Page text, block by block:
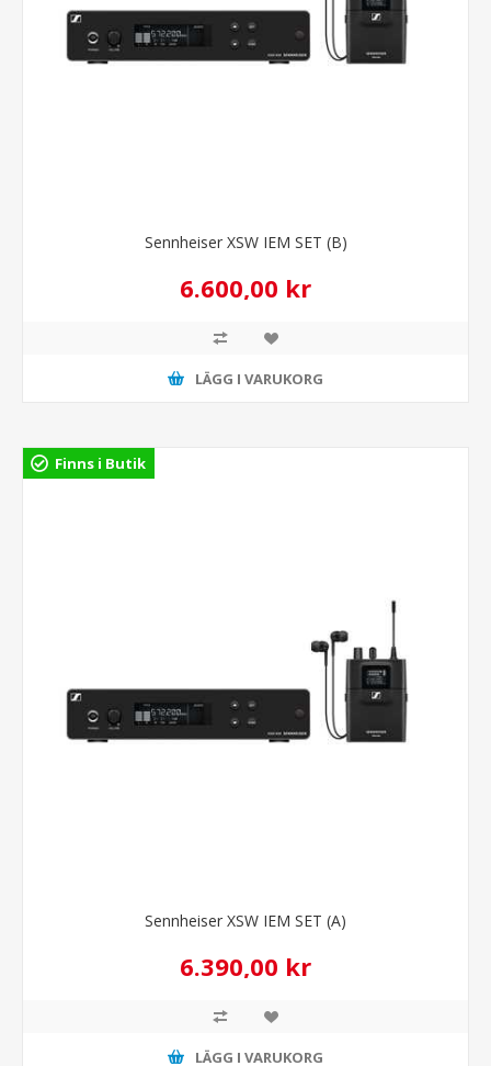
Sennheiser XSW IEM SET (B)
6.600,00 kr
LÄGG I VARUKORG
Finns i Butik
Sennheiser XSW IEM SET (A)
6.390,00 kr
LÄGG I VARUKORG